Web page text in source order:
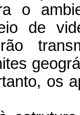
o
de
os